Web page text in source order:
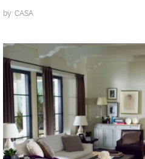
by: CASA